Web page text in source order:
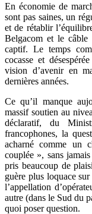
En économie de
sont pas saines, un
et de rétablir
Belgacom et le câble
captif. Le temps
cocasse et
vision d’avenir en
dernières années.
Ce qu’il manque
massif soutien au
déclaratif, du
francophones, la
acharné comme un
couplée », sans
pris beaucoup de
guère plus loquace
l’appellation
autre (dans le Sud du
quoi poser question.